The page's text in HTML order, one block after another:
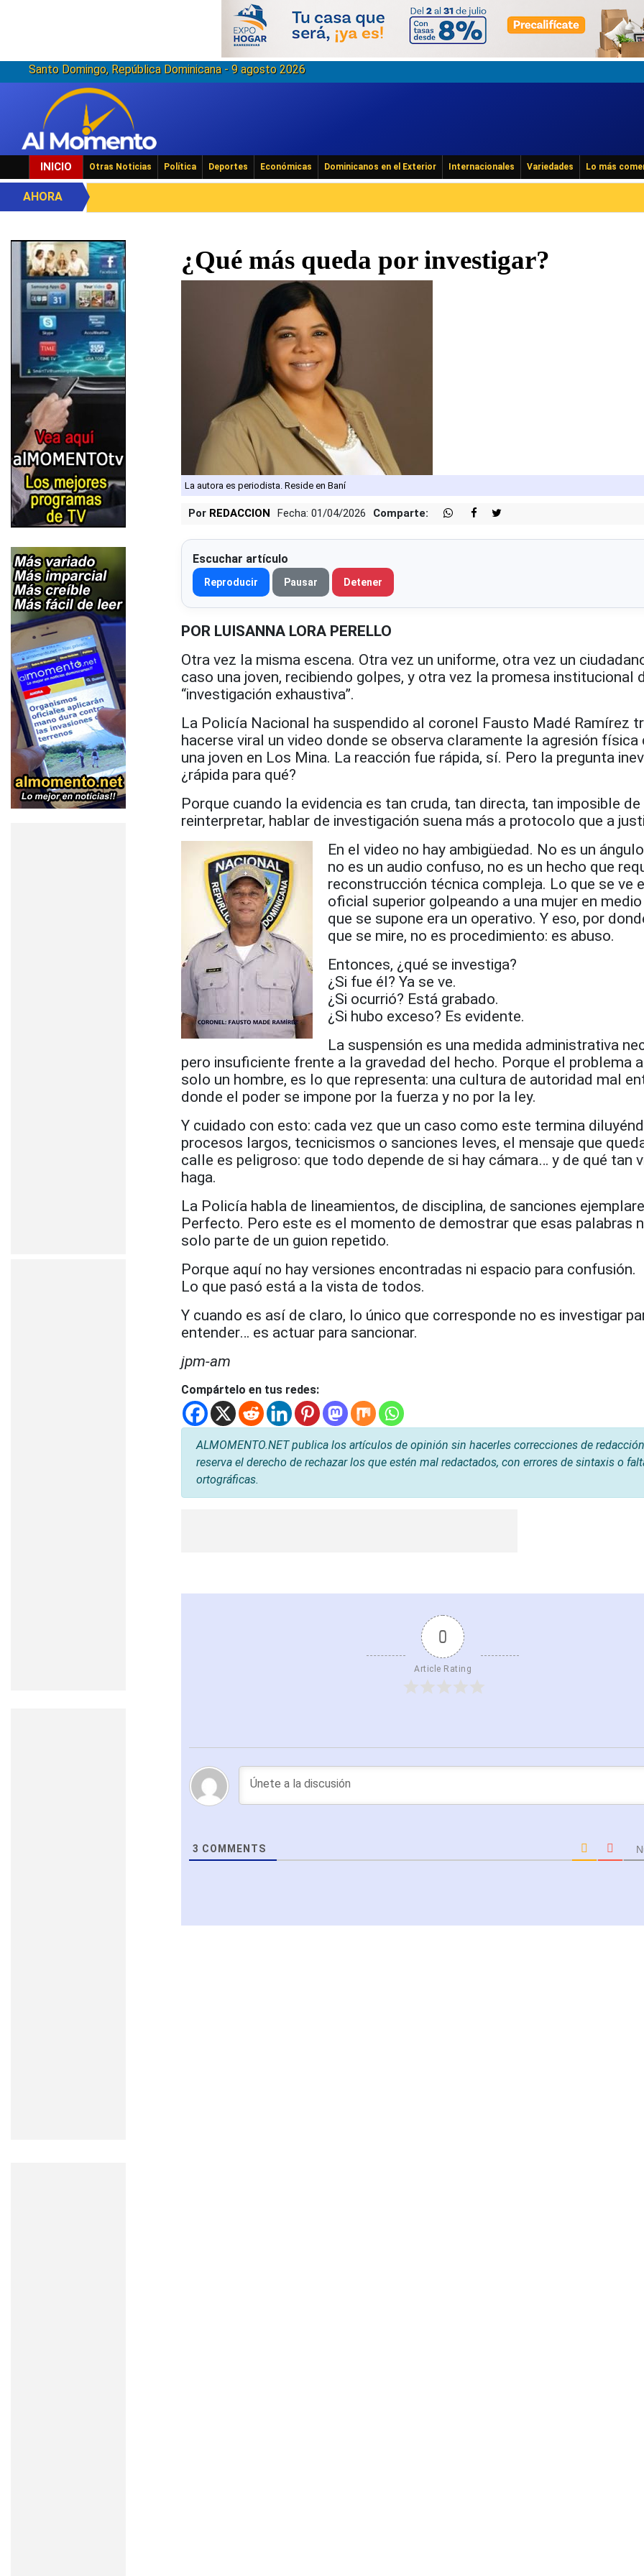
Santo Domingo, República Dominicana - 9 agosto 2026
INICIO Otras Noticias Política Deportes Económicas Dominicanos en el Exterior Internacionales Variedades Lo más
AHORA
¿Qué más queda por investigar?
La autora es periodista. Reside en Baní
Por REDACCION Fecha: 01/04/2026 Comparte:
Escuchar artículo
Reproducir Pausar Detener
POR LUISANNA LORA PERELLO
Otra vez la misma escena. Otra vez un uniforme, otra vez un
caso una joven, recibiendo golpes, y otra vez la promesa institucional
“investigación exhaustiva”.
La Policía Nacional ha suspendido al coronel Fausto Madé Ramírez
hacerse viral un video donde se observa claramente la agresión física
una joven en Los Mina. La reacción fue rápida, sí. Pero la pregunta
¿rápida para qué?
Porque cuando la evidencia es tan cruda, tan directa, tan imposible de
reinterpretar, hablar de investigación suena más a protocolo que a
En el video no hay ambigüedad. No es un
no es un audio confuso, no es un hecho que
reconstrucción técnica compleja. Lo que se ve
oficial superior golpeando a una mujer en
que se supone era un operativo. Y eso, por
que se mire, no es procedimiento: es abuso.
Entonces, ¿qué se investiga?
¿Si fue él? Ya se ve.
¿Si ocurrió? Está grabado.
¿Si hubo exceso? Es evidente.
La suspensión es una medida administrativa
pero insuficiente frente a la gravedad del hecho. Porque el problema
solo un hombre, es lo que representa: una cultura de autoridad mal
donde el poder se impone por la fuerza y no por la ley.
Y cuidado con esto: cada vez que un caso como este termina
procesos largos, tecnicismos o sanciones leves, el mensaje que
calle es peligroso: que todo depende de si hay cámara… y de qué tan
haga.
La Policía habla de lineamientos, de disciplina, de sanciones
Perfecto. Pero este es el momento de demostrar que esas palabras
solo parte de un guion repetido.
Porque aquí no hay versiones encontradas ni espacio para confusión.
Lo que pasó está a la vista de todos.
Y cuando es así de claro, lo único que corresponde no es investigar
entender… es actuar para sancionar.
jpm-am
Compártelo en tus redes:
ALMOMENTO.NET publica los artículos de opinión sin hacerles correcciones de
reserva el derecho de rechazar los que estén mal redactados, con errores de sintaxis o
ortográficas.
0
Article Rating
3 COMMENTS